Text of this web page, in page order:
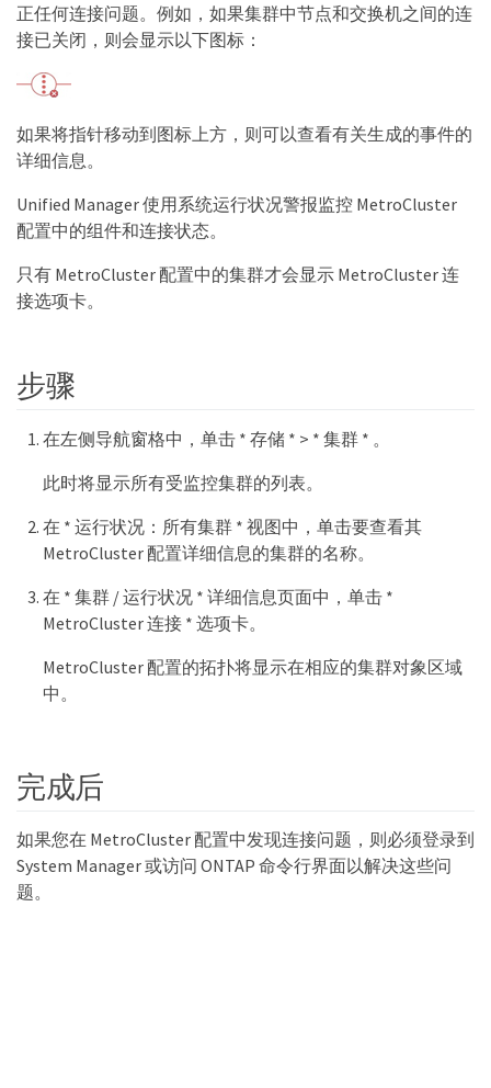
正任何连接问题。例如，如果集群中节点和交换机之间的连
接已关闭，则会显示以下图标：
如果将指针移动到图标上方，则可以查看有关生成的事件的
详细信息。
Unified Manager 使用系统运行状况警报监控 MetroCluster
配置中的组件和连接状态。
只有 MetroCluster 配置中的集群才会显示 MetroCluster 连
接选项卡。
步骤
在左侧导航窗格中，单击 * 存储 * > * 集群 * 。
此时将显示所有受监控集群的列表。
在 * 运行状况：所有集群 * 视图中，单击要查看其
MetroCluster 配置详细信息的集群的名称。
在 * 集群 / 运行状况 * 详细信息页面中，单击 *
MetroCluster 连接 * 选项卡。
MetroCluster 配置的拓扑将显示在相应的集群对象区域
中。
完成后
如果您在 MetroCluster 配置中发现连接问题，则必须登录到
System Manager 或访问 ONTAP 命令行界面以解决这些问
题。